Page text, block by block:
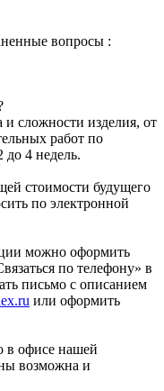
вопросы :
и сложности изделия, от
работ по
до 4 недель.
стоимости будущего
по электронной
можно оформить
по телефону» в
письмо с описанием
или оформить
в офисе нашей
возможна и